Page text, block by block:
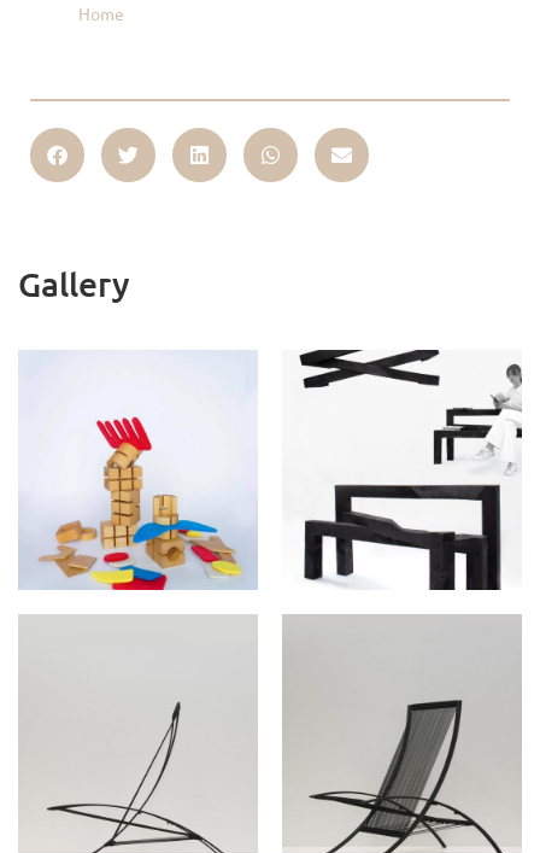
Home
Gallery